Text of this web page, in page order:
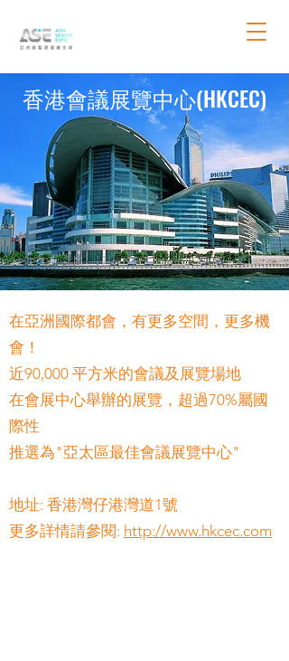
香港會議展覽中心(HKCEC)
在亞洲國際都會，有更多空間，更多機
會！
近90,000 平方米的會議及展覽場地
在會展中心舉辦的展覽，超過70%屬國
際性
推選為"亞太區最佳會議展覽中心"
地址: 香港灣仔港灣道1號
更多詳情請參閱: http://www.hkcec.com